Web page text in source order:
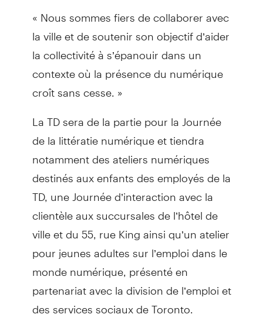
« Nous sommes fiers de collaborer avec
la ville et de soutenir son objectif d’aider
la collectivité à s’épanouir dans un
contexte où la présence du numérique
croît sans cesse. »
La TD sera de la partie pour la Journée
de la littératie numérique et tiendra
notamment des ateliers numériques
destinés aux enfants des employés de la
TD, une Journée d’interaction avec la
clientèle aux succursales de l’hôtel de
ville et du 55, rue King ainsi qu’un atelier
pour jeunes adultes sur l’emploi dans le
monde numérique, présenté en
partenariat avec la division de l’emploi et
des services sociaux de Toronto.